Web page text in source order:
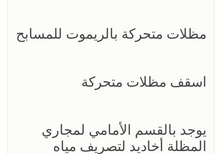
مظلات متحركة بالريموت للمسابح
اسقف مظلات متحركة
يوجد بالقسم الأمامي لمجاري
المظلة أخاديد لتصريف مياه